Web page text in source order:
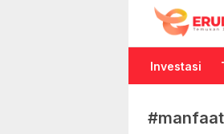
Erudisi
Temukan
Investasi